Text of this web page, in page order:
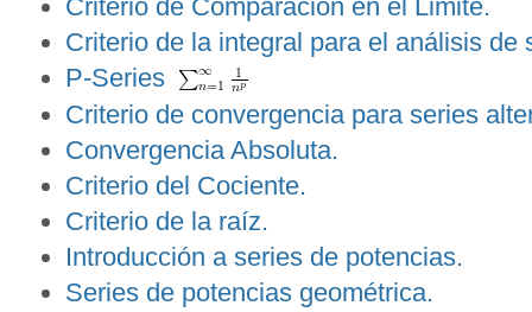
Criterio de Comparación en el Limite.
Criterio de la integral para el análisis de
P-Series
Criterio de convergencia para series
Convergencia Absoluta.
Criterio del Cociente.
Criterio de la raíz.
Introducción a series de potencias.
Series de potencias geométrica.